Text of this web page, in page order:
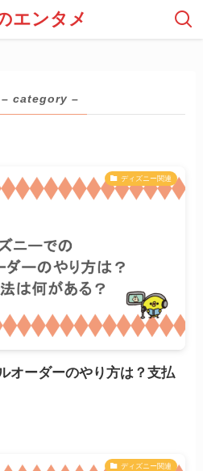
エンタメ
– category –
ディズニー関連
オーダーのやり方は？支払
ディズニー関連